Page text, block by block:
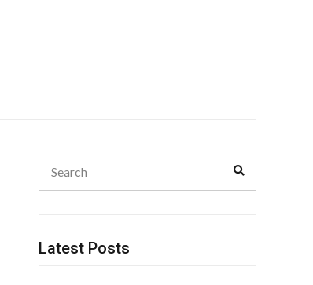
for:
Latest Posts